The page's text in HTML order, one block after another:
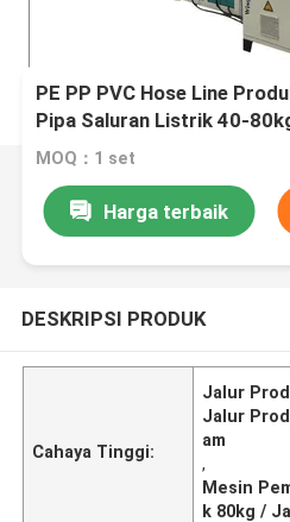
PE PP PVC Hose Line
Pipa Saluran Listrik 40-
MOQ：1 set
Harga terbaik
DESKRIPSI PRODUK
Cahaya Tinggi:
Jalur
Jalur
am
,
Mesin
k 80kg /